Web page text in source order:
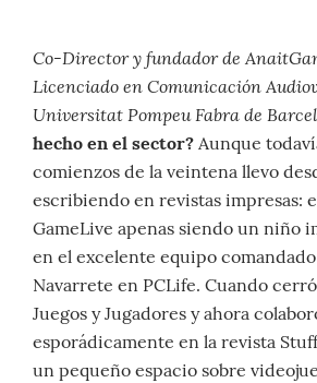
Co-Director y fundador de
Licenciado en Comunicación
Universitat Pompeu Fabra de
hecho en el sector? Aunque
comienzos de la veintena llevo
escribiendo en revistas impresas:
GameLive apenas siendo un niño
en el excelente equipo
Navarrete en PCLife. Cuando
Juegos y Jugadores y ahora
esporádicamente en la revista
un pequeño espacio sobre